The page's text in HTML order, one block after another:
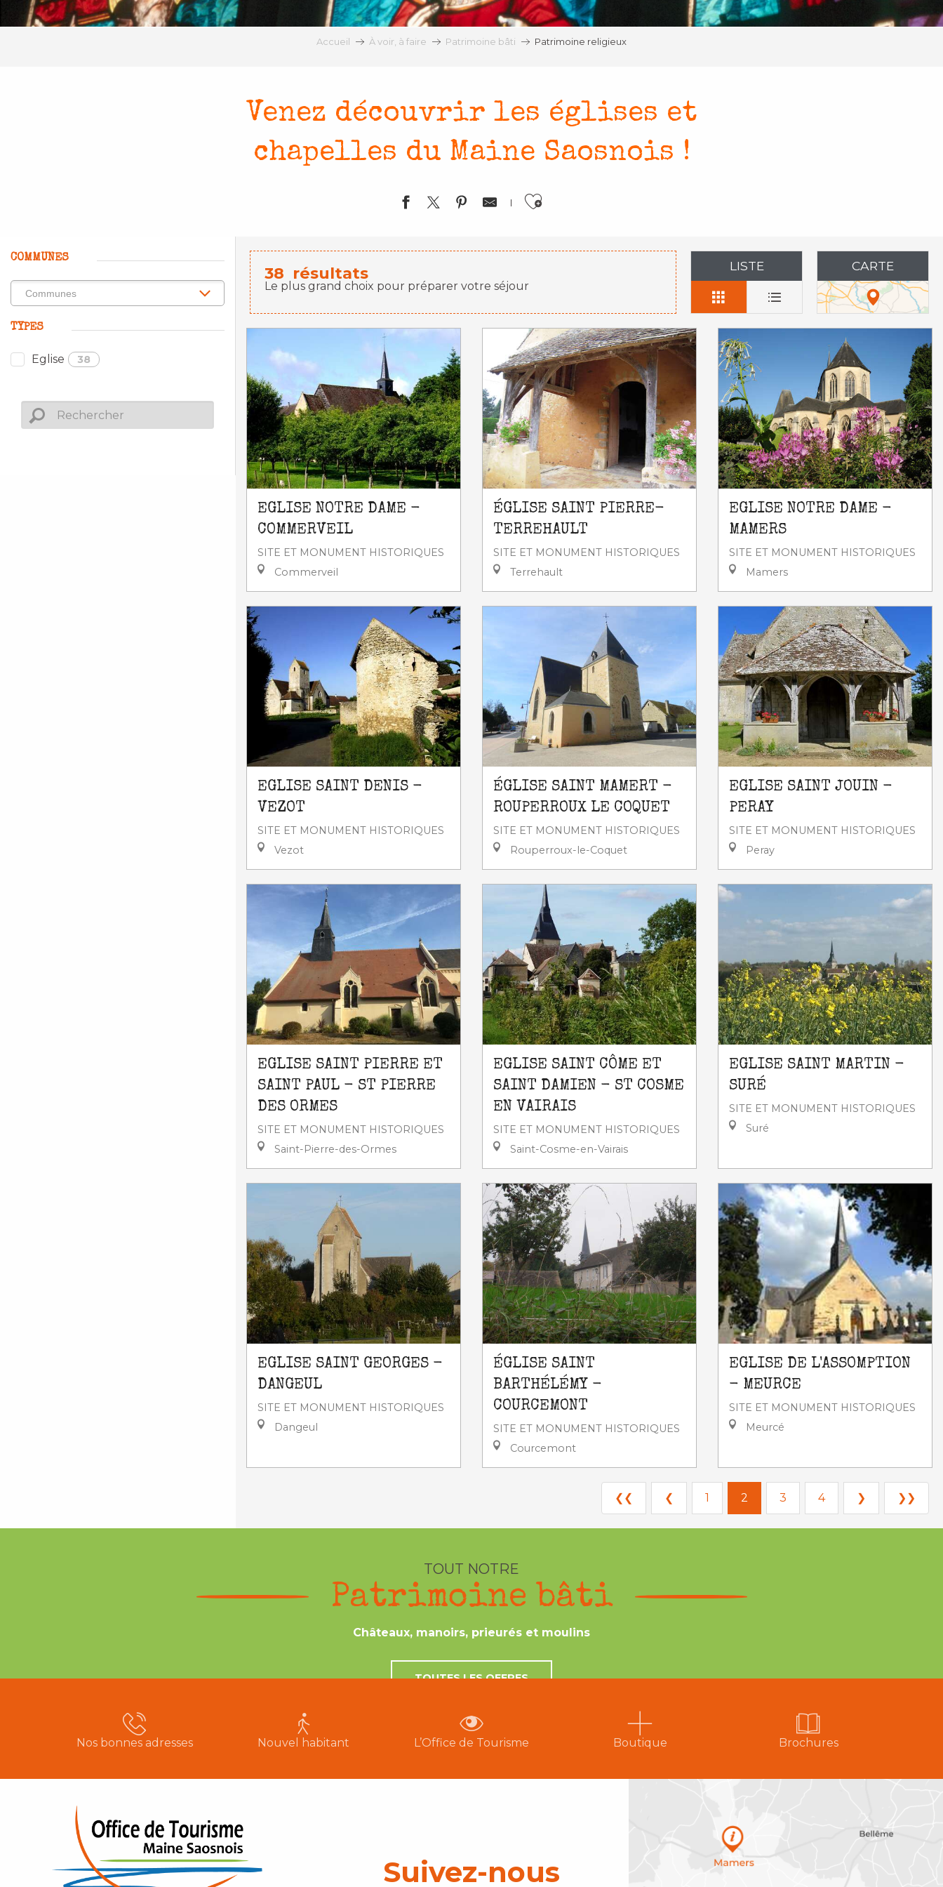
Accueil À voir, à faire Patrimoine bâti Patrimoine religieux
Venez découvrir les églises et
chapelles du Maine Saosnois !
Ajouter aux favoris
COMMUNES
TYPES
Eglise 38
38 résultats
Le plus grand choix pour préparer votre séjour
LISTE CARTE
EGLISE NOTRE DAME -
COMMERVEIL
SITE ET MONUMENT HISTORIQUES
Commerveil
ÉGLISE SAINT PIERRE-
TERREHAULT
SITE ET MONUMENT HISTORIQUES
Terrehault
EGLISE NOTRE DAME -
MAMERS
SITE ET MONUMENT HISTORIQUES
Mamers
EGLISE SAINT DENIS -
VEZOT
SITE ET MONUMENT HISTORIQUES
Vezot
ÉGLISE SAINT MAMERT -
ROUPERROUX LE COQUET
SITE ET MONUMENT HISTORIQUES
Rouperroux-le-Coquet
EGLISE SAINT JOUIN -
PERAY
SITE ET MONUMENT HISTORIQUES
Peray
EGLISE SAINT PIERRE ET
SAINT PAUL - ST PIERRE
DES ORMES
SITE ET MONUMENT HISTORIQUES
Saint-Pierre-des-Ormes
EGLISE SAINT CÔME ET
SAINT DAMIEN - ST COSME
EN VAIRAIS
SITE ET MONUMENT HISTORIQUES
Saint-Cosme-en-Vairais
EGLISE SAINT MARTIN -
SURÉ
SITE ET MONUMENT HISTORIQUES
Suré
EGLISE SAINT GEORGES -
DANGEUL
SITE ET MONUMENT HISTORIQUES
Dangeul
ÉGLISE SAINT
BARTHÉLÉMY -
COURCEMONT
SITE ET MONUMENT HISTORIQUES
Courcemont
EGLISE DE L'ASSOMPTION
- MEURCE
SITE ET MONUMENT HISTORIQUES
Meurcé
❮❮ ❮ 1 2 3 4 ❯ ❯❯
TOUT NOTRE
Patrimoine bâti
Châteaux, manoirs, prieurés et moulins
TOUTES LES OFFRES
Nos bonnes adresses Nouvel habitant L’Office de Tourisme Boutique Brochures
Suivez-nous